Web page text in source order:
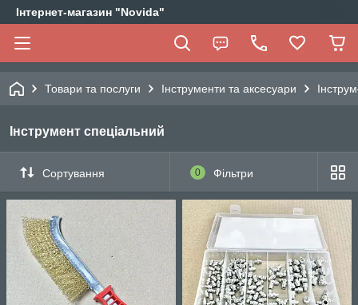
Інтернет-магазин "Novida"
Товари та послуги Інструменти та аксесуари
Інструмент спеціальний
Сортування 0 Фільтри